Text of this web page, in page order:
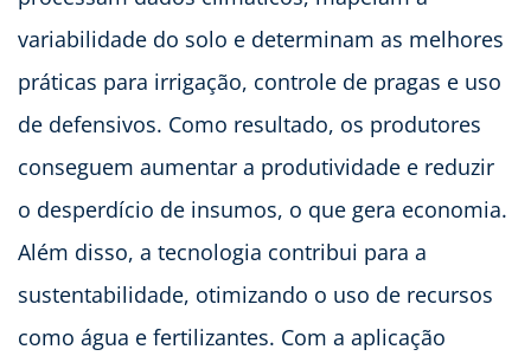
variabilidade do solo e determinam as melhores
práticas para irrigação, controle de pragas e uso
de defensivos. Como resultado, os produtores
conseguem aumentar a produtividade e reduzir
o desperdício de insumos, o que gera economia.
Além disso, a tecnologia contribui para a
sustentabilidade, otimizando o uso de recursos
como água e fertilizantes. Com a aplicação